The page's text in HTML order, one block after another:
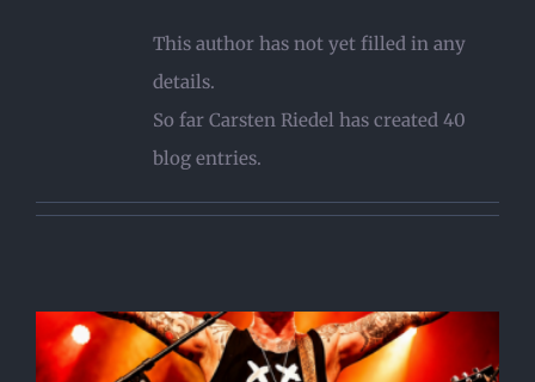
This author has not yet filled in any
details.
So far Carsten Riedel has created 40
blog entries.